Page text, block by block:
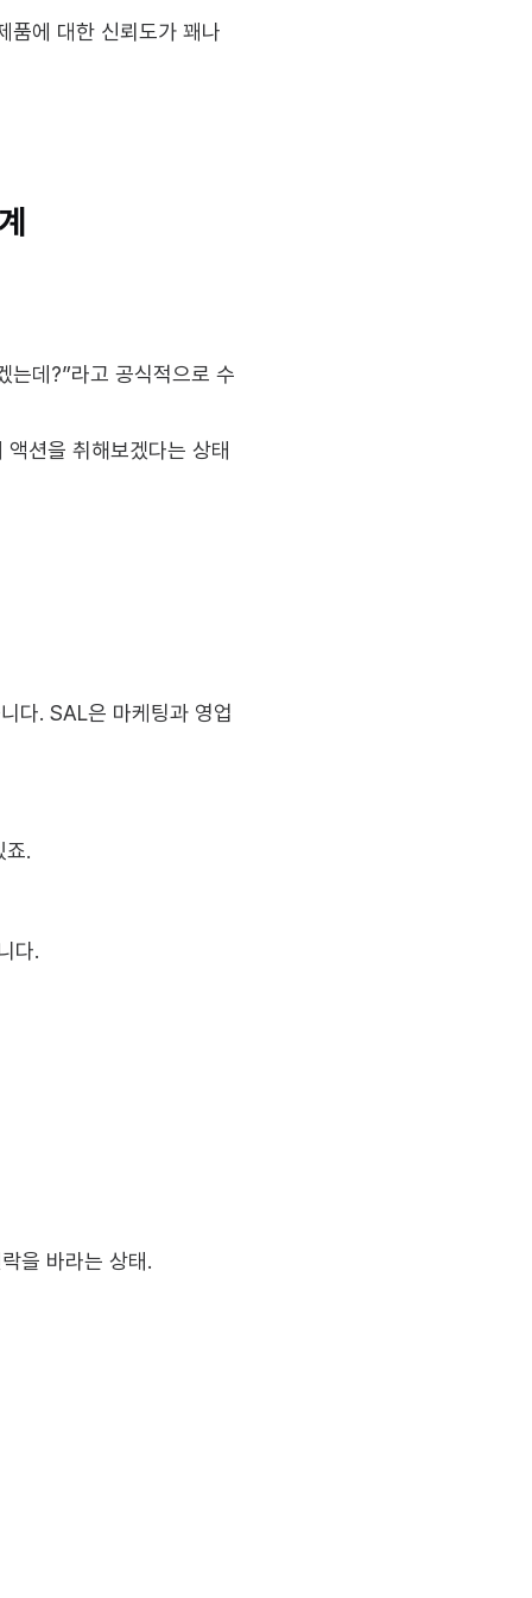
품에 대한 신뢰도가 꽤나
데?”라고 공식적으로 수
션을 취해보겠다는 상태
다. SAL은 마케팅과 영업
죠.
다.
을 바라는 상태.